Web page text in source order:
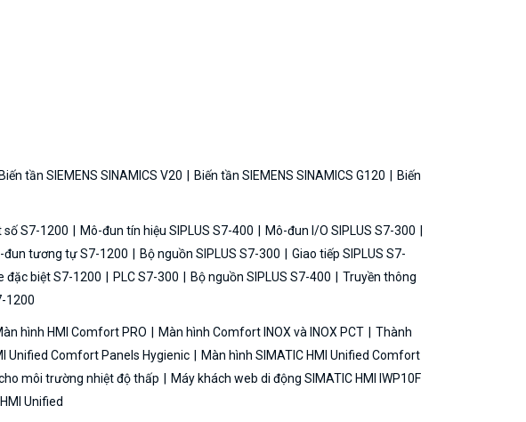
Biến tần SIEMENS SINAMICS V20 Biến tần SIEMENS SINAMICS G120
Biến
số S7-1200 Mô-đun tín hiệu SIPLUS S7-400
Mô-đun I/O SIPLUS S7-300
đun tương tự S7-1200 Bộ nguồn SIPLUS S7-300
Giao tiếp SIPLUS S7-
đặc biệt S7-1200 PLC S7-300 Bộ nguồn SIPLUS S7-400
Truyền thông
1200
hình HMI Comfort PRO Màn hình Comfort INOX và INOX PCT
Thành
Unified Comfort Panels Hygienic
Màn hình SIMATIC HMI Unified Comfort
môi trường nhiệt độ thấp
Máy khách web di động SIMATIC HMI IWP10F
Unified